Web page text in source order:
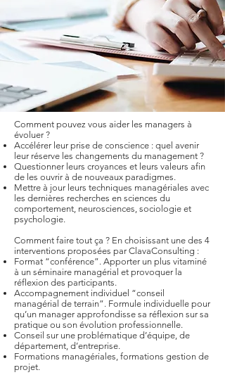
Comment pouvez vous aider les managers à
évoluer ?
Accélérer leur prise de conscience : quel avenir
leur réserve les changements du management ?
Questionner leurs croyances et leurs valeurs afin
de les ouvrir à de nouveaux paradigmes.
Mettre à jour leurs techniques managériales avec
les dernières recherches en sciences du
comportement, neurosciences, sociologie et
psychologie.
Comment faire tout ça ? En choisissant une des 4
interventions proposées par ClavaConsulting :
Format “conférence”. Apporter un plus vitaminé
à un séminaire managérial et provoquer la
réflexion des participants.
Accompagnement individuel “conseil
managérial de terrain”. Formule individuelle pour
qu’un manager approfondisse sa réflexion sur sa
pratique ou son évolution professionnelle.
Conseil sur une problématique d’équipe, de
département, d’entreprise.
Formations managériales, formations gestion de
projet.